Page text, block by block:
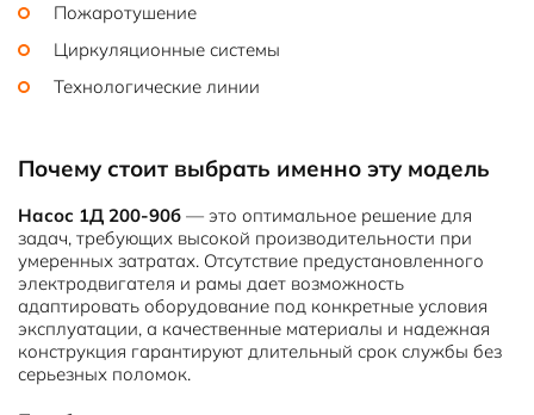
Пожаротушение
Циркуляционные системы
Технологические линии
Почему стоит выбрать именно эту модель
Насос 1Д 200-90б — это оптимальное решение для
задач, требующих высокой производительности при
умеренных затратах. Отсутствие предустановленного
электродвигателя и рамы дает возможность
адаптировать оборудование под конкретные условия
эксплуатации, а качественные материалы и надежная
конструкция гарантируют длительный срок службы без
серьезных поломок.